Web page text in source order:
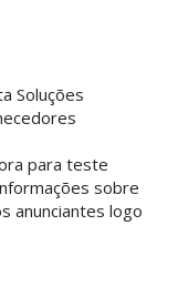
Soluções
para teste
sobre
anunciantes logo